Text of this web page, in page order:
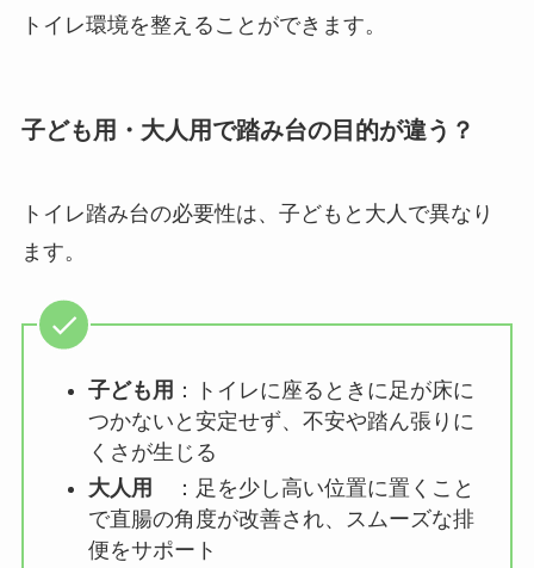
トイレ環境を整えることができます。
子ども用・大人用で踏み台の目的が違う？
トイレ踏み台の必要性は、子どもと大人で異なり
ます。
子ども用 ：トイレに座るときに足が床に
つかないと安定せず、不安や踏ん張りに
くさが生じる
大人用
：足を少し高い位置に置くこと
で直腸の角度が改善され、スムーズな排
便をサポート